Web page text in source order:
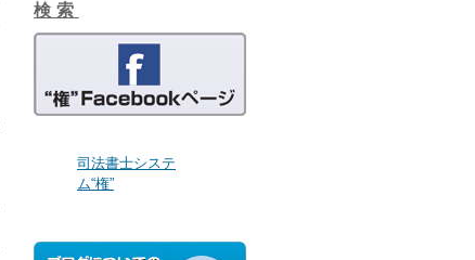
検索
司法書士システ
ム“権”